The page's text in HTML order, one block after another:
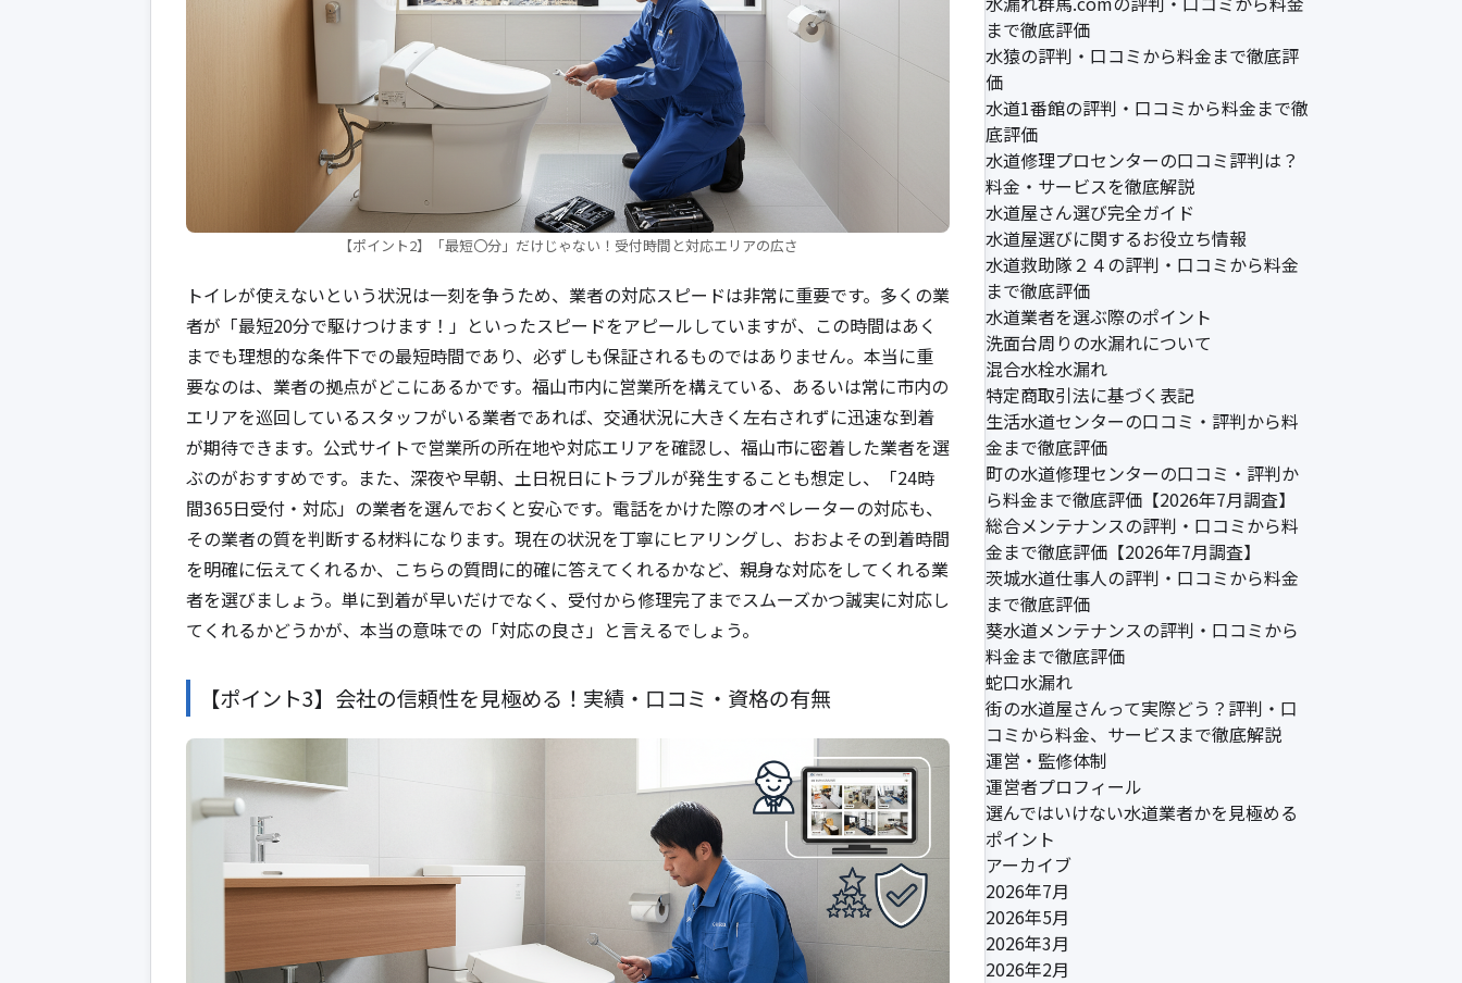
【ポイント2】「最短〇分」だけじゃない！受付時間と対応エリアの広さ
トイレが使えないという状況は一刻を争うため、業者の対応スピードは非常に重要です。多くの業
者が「最短20分で駆けつけます！」といったスピードをアピールしていますが、この時間はあく
までも理想的な条件下での最短時間であり、必ずしも保証されるものではありません。本当に重
要なのは、業者の拠点がどこにあるかです。福山市内に営業所を構えている、あるいは常に市内の
エリアを巡回しているスタッフがいる業者であれば、交通状況に大きく左右されずに迅速な到着
が期待できます。公式サイトで営業所の所在地や対応エリアを確認し、福山市に密着した業者を選
ぶのがおすすめです。また、深夜や早朝、土日祝日にトラブルが発生することも想定し、「24時
間365日受付・対応」の業者を選んでおくと安心です。電話をかけた際のオペレーターの対応も、
その業者の質を判断する材料になります。現在の状況を丁寧にヒアリングし、おおよその到着時間
を明確に伝えてくれるか、こちらの質問に的確に答えてくれるかなど、親身な対応をしてくれる業
者を選びましょう。単に到着が早いだけでなく、受付から修理完了までスムーズかつ誠実に対応し
てくれるかどうかが、本当の意味での「対応の良さ」と言えるでしょう。
【ポイント3】会社の信頼性を見極める！実績・口コミ・資格の有無
まで徹底評価
水猿の評判・口コミから料金まで徹底評
価
水道1番館の評判・口コミから料金まで徹
底評価
水道修理プロセンターの口コミ評判は？
料金・サービスを徹底解説
水道屋さん選び完全ガイド
水道屋選びに関するお役立ち情報
水道救助隊２４の評判・口コミから料金
まで徹底評価
水道業者を選ぶ際のポイント
洗面台周りの水漏れについて
混合水栓水漏れ
特定商取引法に基づく表記
生活水道センターの口コミ・評判から料
金まで徹底評価
町の水道修理センターの口コミ・評判か
ら料金まで徹底評価【2026年7月調査】
総合メンテナンスの評判・口コミから料
金まで徹底評価【2026年7月調査】
茨城水道仕事人の評判・口コミから料金
まで徹底評価
葵水道メンテナンスの評判・口コミから
料金まで徹底評価
蛇口水漏れ
街の水道屋さんって実際どう？評判・口
コミから料金、サービスまで徹底解説
運営・監修体制
運営者プロフィール
選んではいけない水道業者かを見極める
ポイント
アーカイブ
2026年7月
2026年5月
2026年3月
2026年2月